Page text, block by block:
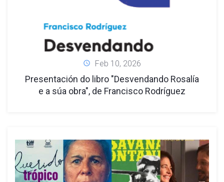
Feb 10, 2026
Presentación do libro "Desvendando Rosalía
e a súa obra", de Francisco Rodríguez